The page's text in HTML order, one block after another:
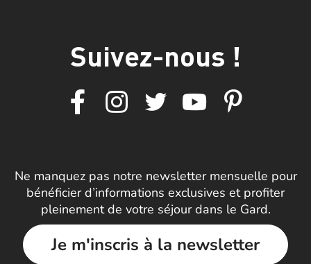
Suivez-nous !
Ne manquez pas notre newsletter mensuelle pour
bénéficier d’informations exclusives et profiter
pleinement de votre séjour dans le Gard.
Je m'inscris à la newsletter